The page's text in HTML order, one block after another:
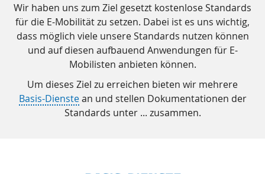
Wir haben uns zum Ziel gesetzt kostenlose Standards
für die E-Mobilität zu setzen. Dabei ist es uns wichtig,
dass möglich viele unsere Standards nutzen können
und auf diesen aufbauend Anwendungen für E-
Mobilisten anbieten können.
Um dieses Ziel zu erreichen bieten wir mehrere
Basis-Dienstean und stellen Dokumentationen der
Standards unter ... zusammen.